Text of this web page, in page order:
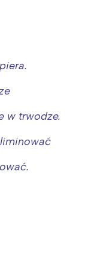
w trwodze.